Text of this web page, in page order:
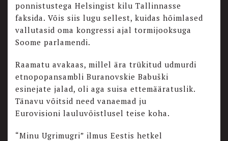
ponnistustega Helsingist kilu Tallinnasse
faksida. Võis siis lugu sellest, kuidas hõimlased
vallutasid oma kongressi ajal tormijooksuga
Soome parlamendi.
Raamatu avakaas, millel ära trükitud udmurdi
etnopopansambli Buranovskie Babuški
esinejate jalad, oli aga suisa ettemääratuslik.
Tänavu võitsid need vanaemad ju
Eurovisioni lauluvõistlusel teise koha.
“Minu Ugrimugri” ilmus Eestis hetkel